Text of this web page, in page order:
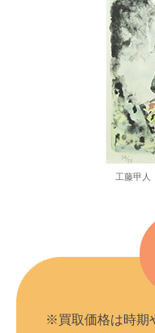
工藤甲
※買取価格は時期